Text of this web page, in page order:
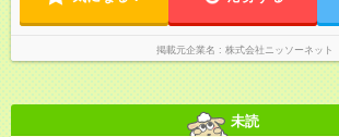
掲載元企業名 株式会社ニッソーネット
未読